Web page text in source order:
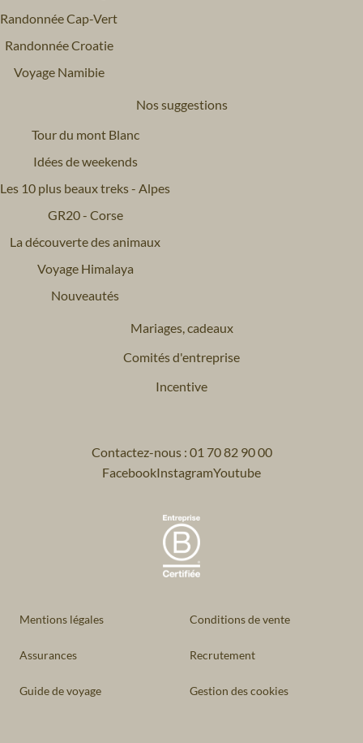
Randonnée Cap-Vert
Randonnée Croatie
Voyage Namibie
Nos suggestions
Tour du mont Blanc
Idées de weekends
Les 10 plus beaux treks - Alpes
GR20 - Corse
La découverte des animaux
Voyage Himalaya
Nouveautés
Mariages, cadeaux
Comités d'entreprise
Incentive
Contactez-nous : 01 70 82 90 00
FacebookInstagramYoutube
Mentions légales Conditions de vente
Assurances Recrutement
Guide de voyage Gestion des cookies